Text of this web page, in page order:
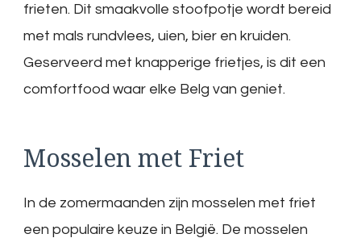
frieten. Dit smaakvolle stoofpotje wordt bereid
met mals rundvlees, uien, bier en kruiden.
Geserveerd met knapperige frietjes, is dit een
comfortfood waar elke Belg van geniet.
Mosselen met Friet
In de zomermaanden zijn mosselen met friet
een populaire keuze in België. De mosselen